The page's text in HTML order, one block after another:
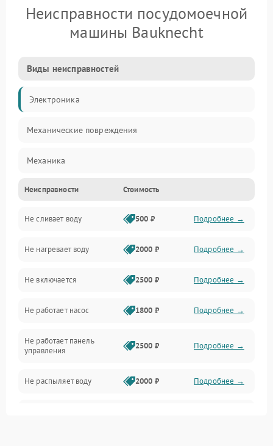
Неисправности посудомоечной
машины Bauknecht
Виды неисправностей
Электроника
Механические повреждения
Механика
Управление
Электропитание
Датчики
Нагрев
Вода
Гигиена
Программное обеспечение
Неисправности Стоимость
Не сливает воду 500 ₽ Подробнее →
Не нагревает воду 2000 ₽ Подробнее →
Не включается 2500 ₽ Подробнее →
Не работает насос 1800 ₽ Подробнее →
Не работает панель
управления
2500 ₽ Подробнее →
Не распыляет воду 2000 ₽ Подробнее →